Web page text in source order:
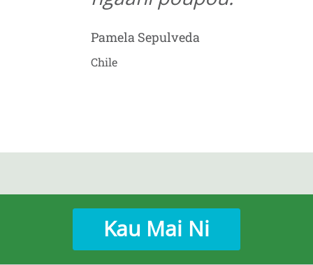
Pamela Sepulveda
Chile
Kau Mai Ni